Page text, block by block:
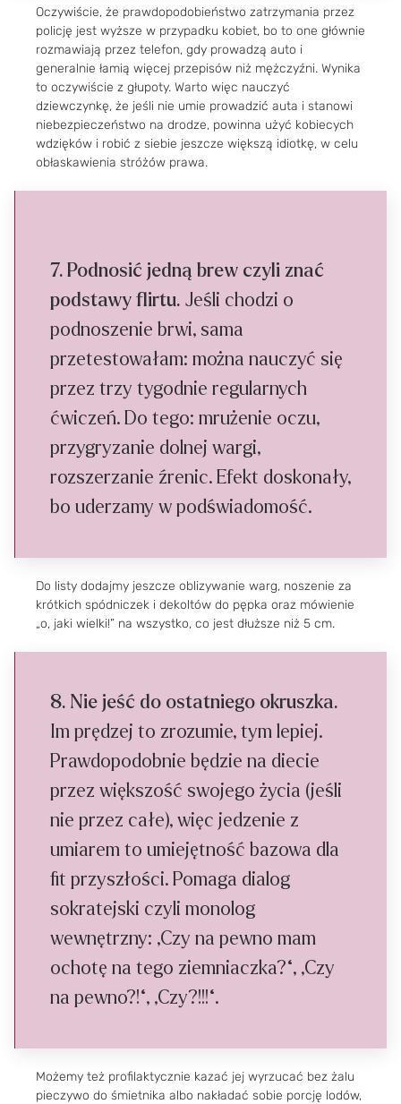
Oczywiście, że prawdopodobieństwo zatrzymania przez
policję jest wyższe w przypadku kobiet, bo to one głównie
rozmawiają przez telefon, gdy prowadzą auto i
generalnie łamią więcej przepisów niż mężczyźni. Wynika
to oczywiście z głupoty. Warto więc nauczyć
dziewczynkę, że jeśli nie umie prowadzić auta i stanowi
niebezpieczeństwo na drodze, powinna użyć kobiecych
wdzięków i robić z siebie jeszcze większą idiotkę, w celu
obłaskawienia stróżów prawa.
7. Podnosić jedną brew czyli znać
podstawy flirtu. Jeśli chodzi o
podnoszenie brwi, sama
przetestowałam: można nauczyć się
przez trzy tygodnie regularnych
ćwiczeń. Do tego: mrużenie oczu,
przygryzanie dolnej wargi,
rozszerzanie źrenic. Efekt doskonały,
bo uderzamy w podświadomość.
Do listy dodajmy jeszcze oblizywanie warg, noszenie za
krótkich spódniczek i dekoltów do pępka oraz mówienie
„o, jaki wielki!” na wszystko, co jest dłuższe niż 5 cm.
8. Nie jeść do ostatniego okruszka.
Im prędzej to zrozumie, tym lepiej.
Prawdopodobnie będzie na diecie
przez większość swojego życia (jeśli
nie przez całe), więc jedzenie z
umiarem to umiejętność bazowa dla
fit przyszłości. Pomaga dialog
sokratejski czyli monolog
wewnętrzny: „Czy na pewno mam
ochotę na tego ziemniaczka?“, „Czy
na pewno?!“, „Czy?!!!“.
Możemy też profilaktycznie kazać jej wyrzucać bez żalu
pieczywo do śmietnika albo nakładać sobie porcję lodów,